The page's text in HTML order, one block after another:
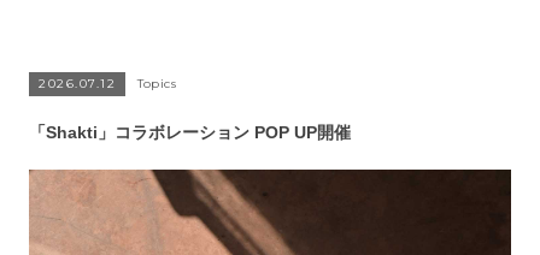
2026.07.12 Topics
「Shakti」コラボレーション POP UP開催